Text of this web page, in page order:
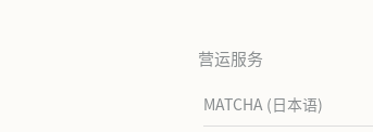
营运服务
MATCHA (日本语)